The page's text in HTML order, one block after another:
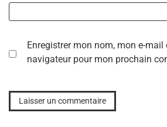
Enregistrer mon nom, mon e-
navigateur pour mon prochain